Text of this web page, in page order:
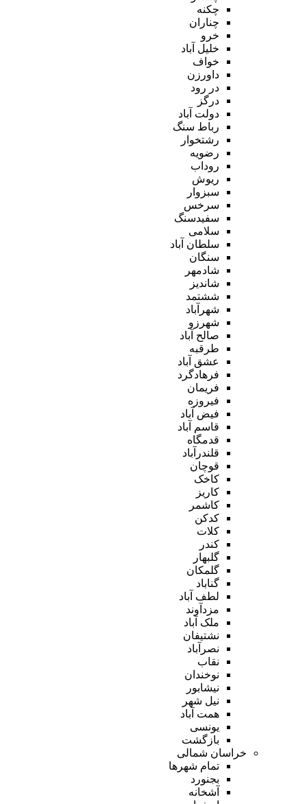
چکنه
چناران
خرو
خلیل آباد
خواف
داورزن
در رود
درگز
دولت آباد
رباط سنگ
رشتخوار
رضویه
روداب
ریوش
سبزوار
سرخس
سفیدسنگ
سلامی
سلطان آباد
سنگان
شادمهر
شاندیز
ششتمد
شهرآباد
شهرزو
صالح آباد
طرقبه
عشق آباد
فرهادگرد
فریمان
فیروزه
فیض آباد
قاسم آباد
قدمگاه
قلندرآباد
قوچان
کاخک
کاریز
کاشمر
کدکن
کلات
کندر
گلبهار
گلمکان
گناباد
لطف آباد
مزدآوند
ملک آباد
نشتیفان
نصرآباد
نقاب
نوخندان
نیشابور
نیل شهر
همت آباد
یونسی
بازگشت
خراسان شمالی
تمام شهر‌ها
بجنورد
آشخانه